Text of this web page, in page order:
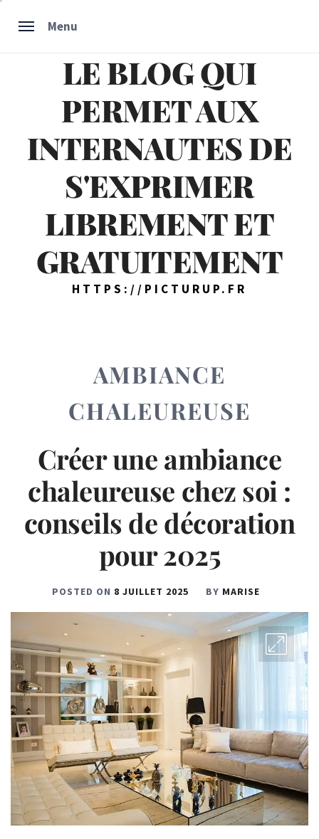
Menu
LE BLOG QUI
PERMET AUX
INTERNAUTES DE
S'EXPRIMER
LIBREMENT ET
GRATUITEMENT
HTTPS://PICTURUP.FR
AMBIANCE
CHALEUREUSE
Créer une ambiance
chaleureuse chez soi :
conseils de décoration
pour 2025
POSTED ON 8 JUILLET 2025 BY MARISE